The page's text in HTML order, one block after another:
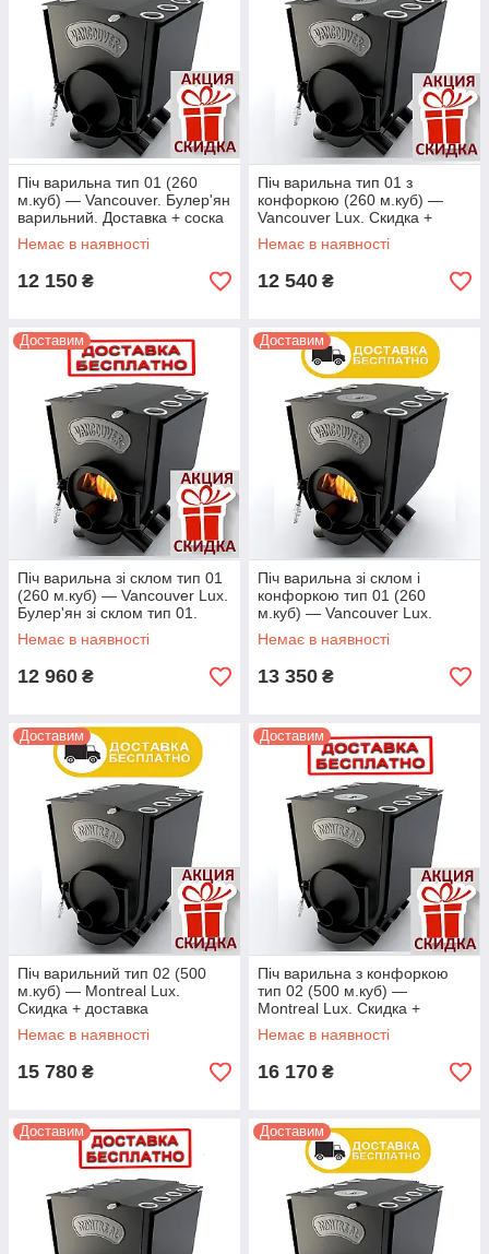
Піч варильна тип 01 (260
м.куб) — Vancouver. Булер'ян
варильний. Доставка + соска
Немає в наявності
12 150 ₴
Піч варильна тип 01 з
конфоркою (260 м.куб) —
Vancouver Lux. Скидка +
доставка
Немає в наявності
12 540 ₴
Доставим
Піч варильна зі склом тип 01
(260 м.куб) — Vancouver Lux.
Булер'ян зі склом тип 01.
Безкоштовна доставка
Немає в наявності
12 960 ₴
Доставим
Піч варильна зі склом і
конфоркою тип 01 (260
м.куб) — Vancouver Lux.
Скидка + доставка
Немає в наявності
13 350 ₴
Доставим
Піч варильний тип 02 (500
м.куб) — Montreal Lux.
Скидка + доставка
Немає в наявності
15 780 ₴
Доставим
Піч варильна з конфоркою
тип 02 (500 м.куб) —
Montreal Lux. Скидка +
доставка
Немає в наявності
16 170 ₴
Доставим Доставим